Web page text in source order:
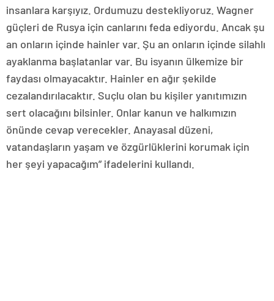
insanlara karşıyız. Ordumuzu destekliyoruz. Wagner
güçleri de Rusya için canlarını feda ediyordu. Ancak şu
an onların içinde hainler var. Şu an onların içinde silahlı
ayaklanma başlatanlar var. Bu isyanın ülkemize bir
faydası olmayacaktır. Hainler en ağır şekilde
cezalandırılacaktır. Suçlu olan bu kişiler yanıtımızın
sert olacağını bilsinler. Onlar kanun ve halkımızın
önünde cevap verecekler. Anayasal düzeni,
vatandaşların yaşam ve özgürlüklerini korumak için
her şeyi yapacağım” ifadelerini kullandı.